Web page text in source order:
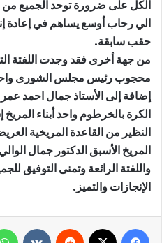
الكل على ضرورة توحد الجميع من
الي رحاب أوسع يساهم في إعادة
حقب سابقة.
من جهة أخرى فقد وجدت اللفتة
محجوب رئيس مجلس الشورى واحد
إضافة إلى الأستاذ جمال احمد
الكرة بالخرطوم واحد أبناء
النظير من القاعدة المريخية
المريخ الأسبق الدكتور جمال
واللفتة الرائعة وتمنى التوفيق
الإنجازات والتميز.